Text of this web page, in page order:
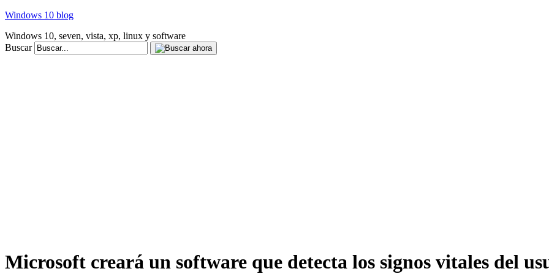
Windows 10 blog
Windows 10, seven, vista, xp, linux y software
Buscar
Microsoft creará un software que detecta los signos vitales del